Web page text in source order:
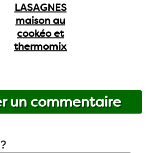
LASAGNES
maison au
cookéo et
thermomix
un commentaire